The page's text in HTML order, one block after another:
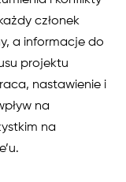
członek
a informacje do
projektu
nastawienie i
na
na